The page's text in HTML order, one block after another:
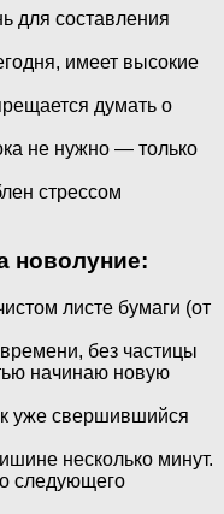
для составления
имеет высокие
думать о
не нужно — только
стрессом
новолуние:
листе бумаги (от
без частицы
начинаю новую
уже свершившийся
несколько минут.
следующего